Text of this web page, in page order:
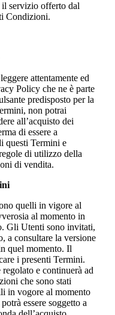
servizio offerto dal
Condizioni.
attentamente ed
Policy che ne è parte
predisposto per la
non potrai
all’acquisto dei
di essere a
questi Termini e
di utilizzo della
di vendita.
quelli in vigore al
al momento in
Gli Utenti sono invitati,
a consultare la versione
quel momento. Il
i presenti Termini.
e continuerà ad
che sono stati
in vogore al momento
essere soggetto a